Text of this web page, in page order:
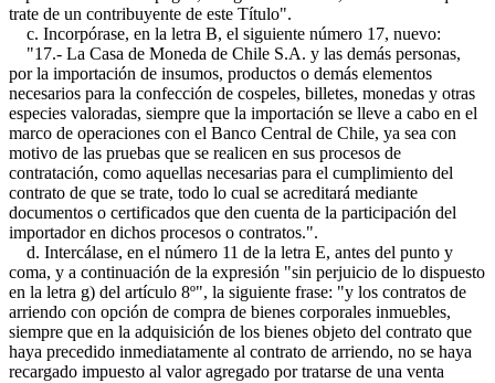
trate de un contribuyente de este Título".
c. Incorpórase, en la letra B, el siguiente número 17, nuevo:
"17.- La Casa de Moneda de Chile S.A. y las demás personas,
por la importación de insumos, productos o demás elementos
necesarios para la confección de cospeles, billetes, monedas y otras
especies valoradas, siempre que la importación se lleve a cabo en el
marco de operaciones con el Banco Central de Chile, ya sea con
motivo de las pruebas que se realicen en sus procesos de
contratación, como aquellas necesarias para el cumplimiento del
contrato de que se trate, todo lo cual se acreditará mediante
documentos o certificados que den cuenta de la participación del
importador en dichos procesos o contratos.".
d. Intercálase, en el número 11 de la letra E, antes del punto y
coma, y a continuación de la expresión "sin perjuicio de lo dispuesto
en la letra g) del artículo 8º", la siguiente frase: "y los contratos de
arriendo con opción de compra de bienes corporales inmuebles,
siempre que en la adquisición de los bienes objeto del contrato que
haya precedido inmediatamente al contrato de arriendo, no se haya
recargado impuesto al valor agregado por tratarse de una venta